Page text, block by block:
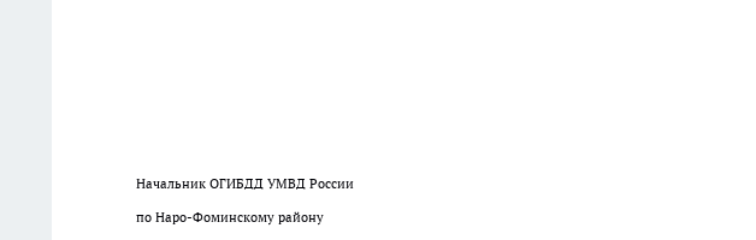
Начальник ОГИБДД УМВД России
по Наро-Фоминскому району